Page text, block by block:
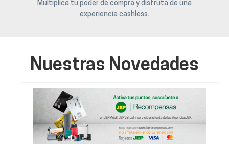
Multiplica tu poder de compra y disfruta de una
experiencia cashless.
Nuestras Novedades